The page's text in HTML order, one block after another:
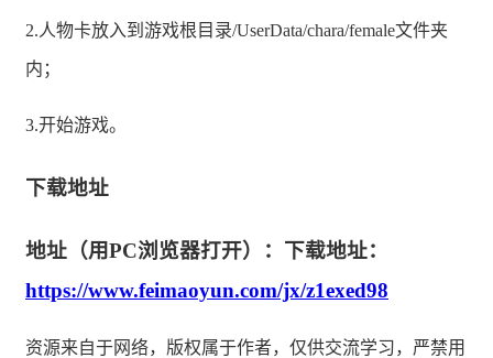
2.人物卡放入到游戏根目录/UserData/chara/female文件夹
内；
3.开始游戏。
下载地址
地址（用PC浏览器打开）：下载地址：
https://www.feimaoyun.com/jx/z1exed98
资源来自于网络，版权属于作者，仅供交流学习，严禁用